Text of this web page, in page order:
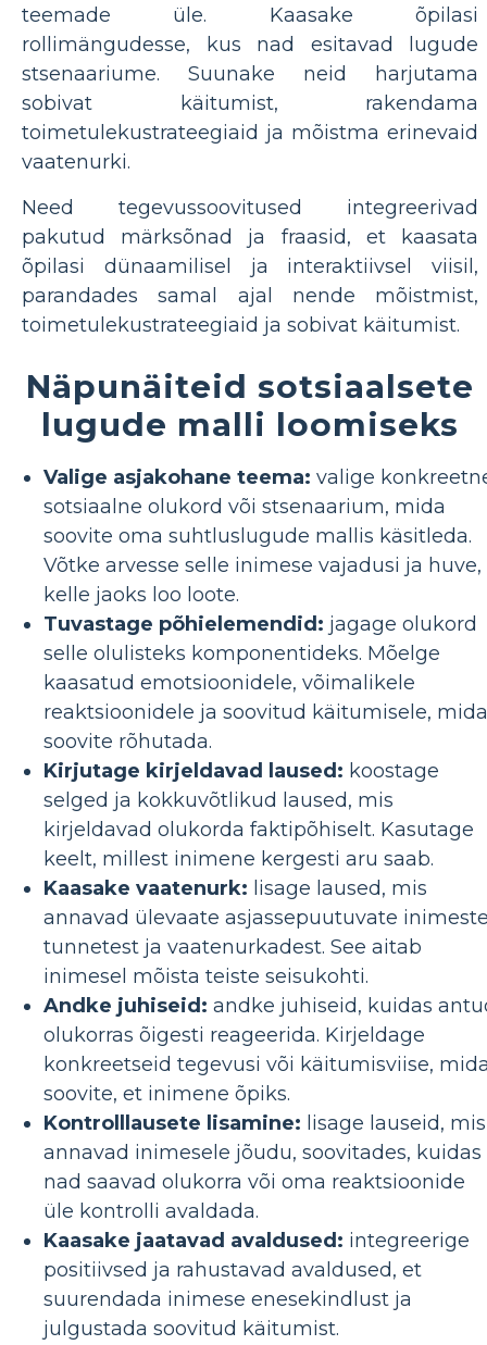
teemade üle. Kaasake õpilasi
rollimängudesse, kus nad esitavad lugude
stsenaariume. Suunake neid harjutama
sobivat käitumist, rakendama
toimetulekustrateegiaid ja mõistma erinevaid
vaatenurki.
Need tegevussoovitused integreerivad
pakutud märksõnad ja fraasid, et kaasata
õpilasi dünaamilisel ja interaktiivsel viisil,
parandades samal ajal nende mõistmist,
toimetulekustrateegiaid ja sobivat käitumist.
Näpunäiteid sotsiaalsete
lugude malli loomiseks
Valige asjakohane teema: valige
sotsiaalne olukord või stsenaarium, mida
soovite oma suhtluslugude mallis käsitleda.
Võtke arvesse selle inimese vajadusi ja huve,
kelle jaoks loo loote.
Tuvastage põhielemendid: jagage olukord
selle olulisteks komponentideks. Mõelge
kaasatud emotsioonidele, võimalikele
reaktsioonidele ja soovitud käitumisele, mida
soovite rõhutada.
Kirjutage kirjeldavad laused: koostage
selged ja kokkuvõtlikud laused, mis
kirjeldavad olukorda faktipõhiselt. Kasutage
keelt, millest inimene kergesti aru saab.
Kaasake vaatenurk: lisage laused, mis
annavad ülevaate asjassepuutuvate
tunnetest ja vaatenurkadest. See aitab
inimesel mõista teiste seisukohti.
Andke juhiseid: andke juhiseid, kuidas
olukorras õigesti reageerida. Kirjeldage
konkreetseid tegevusi või käitumisviise,
soovite, et inimene õpiks.
Kontrolllausete lisamine: lisage lauseid, mis
annavad inimesele jõudu, soovitades, kuidas
nad saavad olukorra või oma reaktsioonide
üle kontrolli avaldada.
Kaasake jaatavad avaldused: integreerige
positiivsed ja rahustavad avaldused, et
suurendada inimese enesekindlust ja
julgustada soovitud käitumist.